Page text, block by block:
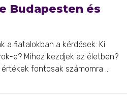
Budapesten és
a fiatalokban a kérdések: Ki
e? Mihez kezdjek az életben?
fontosak számomra ...